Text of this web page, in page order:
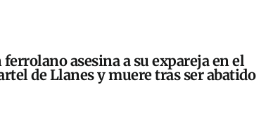
ferrolano asesina a su expareja en el
de Llanes y muere tras ser abatido